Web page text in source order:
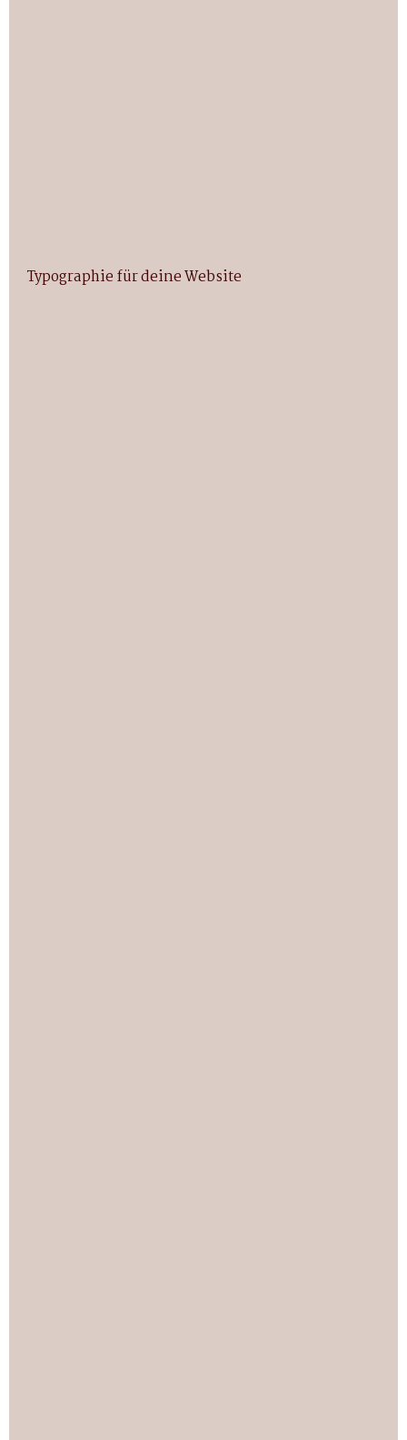
Typographie für deine Website